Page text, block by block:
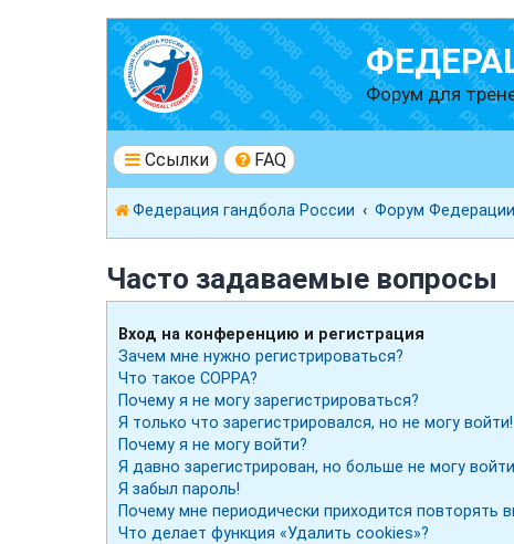
Форум для
Ссылки FAQ
Федерация гандбола России Форум
Часто задаваемые вопросы
Вход на конференцию и регистрация
Зачем мне нужно регистрироваться?
Что такое COPPA?
Почему я не могу зарегистрироваться?
Я только что зарегистрировался, но не могу войти!
Почему я не могу войти?
Я давно зарегистрирован, но больше не могу
Я забыл пароль!
Почему мне периодически приходится повторять
Что делает функция «Удалить cookies»?